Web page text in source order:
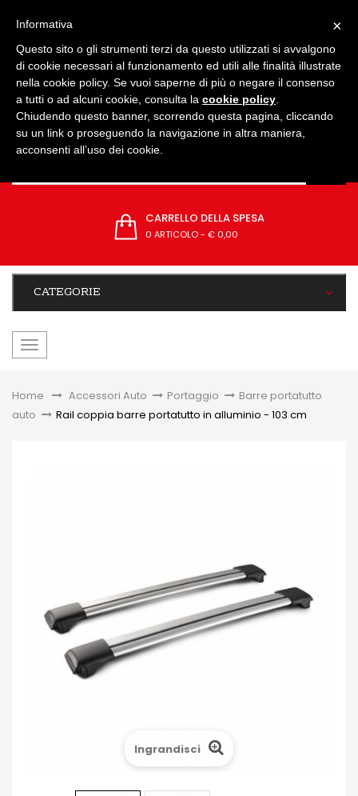
CARRELLO DELLA SPESA
0 ARTICOLO- € 0,00
CATEGORIE
navigazione
Home &gt;Accessori Auto > Portaggio >
Barre portatutto
auto > Rail coppia barre portatutto in alluminio - 103 cm
Ingrandisci
×
Informativa
Questo sito o gli strumenti terzi da questo utilizzati si avvalgono
di cookie necessari al funzionamento ed utili alle finalità illustrate
nella cookie policy. Se vuoi saperne di più o negare il consenso
a tutti o ad alcuni cookie, consulta la cookie policy
Chiudendo questo banner, scorrendo questa pagina, cliccando
su un link o proseguendo la navigazione in altra maniera,
acconsenti all’uso dei cookie.